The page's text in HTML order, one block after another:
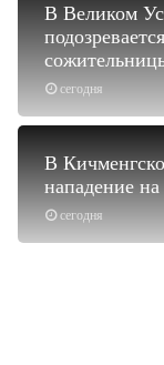
сегодня
В Великом
сегодня
В
нападение